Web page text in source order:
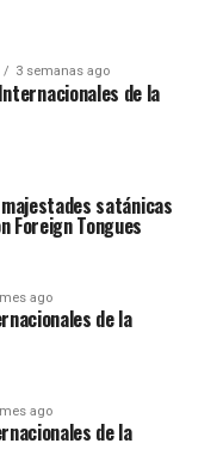
3 semanas ago
de la
satánicas
Foreign Tongues
ago
de la
ago
de la